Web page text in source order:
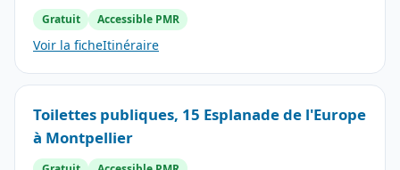
Gratuit Accessible PMR
Voir la ficheItinéraire
Toilettes publiques, 15 Esplanade de l'Europe
à Montpellier